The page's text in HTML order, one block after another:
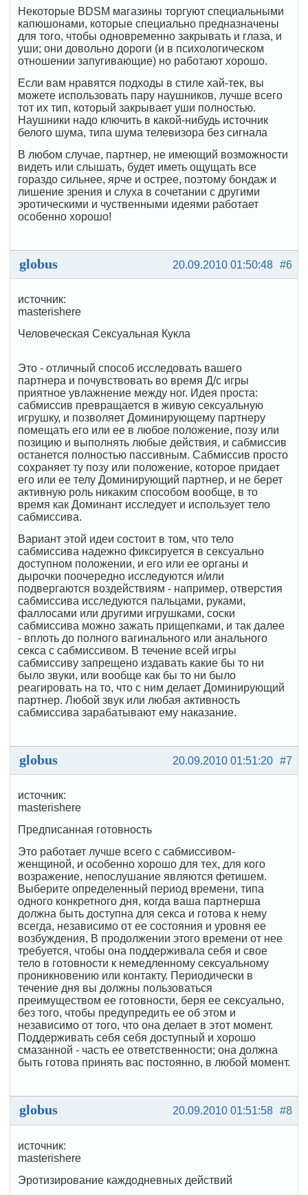
Некоторые BDSM магазины торгуют специальными
капюшонами, которые специально предназначены
для того, чтобы одновременно закрывать и глаза, и
уши; они довольно дороги (и в психологическом
отношении запугивающие) но работают хорошо.
Если вам нравятся подходы в стиле хай-тек, вы
можете использовать пару наушников, лучше всего
тот их тип, который закрывает уши полностью.
Наушники надо ключить в какой-нибудь источник
белого шума, типа шума телевизора без сигнала
В любом случае, партнер, не имеющий возможности
видеть или слышать, будет иметь ощущать все
гораздо сильнее, ярче и острее, поэтому бондаж и
лишение зрения и слуха в сочетании с другими
эротическими и чуственными идеями работает
особенно хорошо!
#6
20.09.2010 01:50:48
globus
источник:
masterishere
Человеческая Сексуальная Кукла
Это - отличный способ исследовать вашего
партнера и почувствовать во время Д/с игры
приятное увлажнение между ног. Идея проста:
сабмиссив превращается в живую сексуальную
игрушку, и позволяет Доминирующему партнеру
помещать его или ее в любое положение, позу или
позицию и выполнять любые действия, и сабмиссив
останется полностью пассивным. Сабмиссив просто
сохраняет ту позу или положение, которое придает
его или ее телу Доминирующий партнер, и не берет
активную роль никаким способом вообще, в то
время как Доминант исследует и использует тело
сабмиссива.
Вариант этой идеи состоит в том, что тело
сабмиссива надежно фиксируется в сексуально
доступном положении, и его или ее органы и
дырочки поочередно исследуются и/или
подвергаются воздействиям - например, отверстия
сабмиссива исследуются пальцами, руками,
фаллосами или другими игрушками, соски
сабмиссива можно зажать прищепками, и так далее
- вплоть до полного вагинального или анального
секса с сабмиссивом. В течение всей игры
сабмиссиву запрещено издавать какие бы то ни
было звуки, или вообще как бы то ни было
реагировать на то, что с ним делает Доминирующий
партнер. Любой звук или любая активность
сабмиссива зарабатывают ему наказание.
#7
20.09.2010 01:51:20
globus
источник:
masterishere
Предписанная готовность
Это работает лучше всего с сабмиссивом-
женщиной, и особенно хорошо для тех, для кого
возражение, непослушание являются фетишем.
Выберите определенный период времени, типа
одного конкретного дня, когда ваша партнерша
должна быть доступна для секса и готова к нему
всегда, независимо от ее состояния и уровня ее
возбуждения, В продолжении этого времени от нее
требуется, чтобы она поддерживала себя и свое
тело в готовности к немедленному сексуальному
проникновению или контакту. Периодически в
течение дня вы должны пользоваться
преимуществом ее готовности, беря ее сексуально,
без того, чтобы предупредить ее об этом и
независимо от того, что она делает в этот момент.
Поддерживать себя себя доступный и хорошо
смазанной - часть ее ответственности; она должна
быть готова принять вас постоянно, в любой момент.
#8
20.09.2010 01:51:58
globus
источник:
masterishere
Эротизирование каждодневных действий